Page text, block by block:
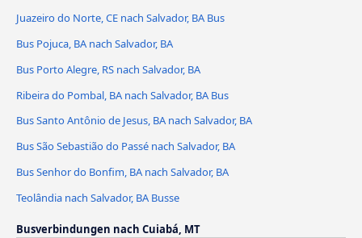
Juazeiro do Norte, CE nach Salvador, BA Bus
Bus Pojuca, BA nach Salvador, BA
Bus Porto Alegre, RS nach Salvador, BA
Ribeira do Pombal, BA nach Salvador, BA Bus
Bus Santo Antônio de Jesus, BA nach Salvador, BA
Bus São Sebastião do Passé nach Salvador, BA
Bus Senhor do Bonfim, BA nach Salvador, BA
Teolândia nach Salvador, BA Busse
Busverbindungen nach Cuiabá, MT